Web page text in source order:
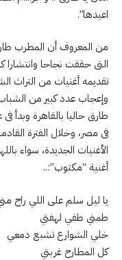
اعيدها”.
من المعروف أن المطرب
التى حققت نجاحا وانتشارا
تقديمه أغنيات من التراث
وإعجاب عدد كبير من
طارق حاليا بالقاهرة
فى مصر، وخلال الفترة
الأغنيات الجديدة، سواء
أغنية “مكتوب”:..
يا ليل سلم على اللي راح
طمني طفي لهفتي
خلي الشوارع تشبع دمعي
كل المطارح غربتي